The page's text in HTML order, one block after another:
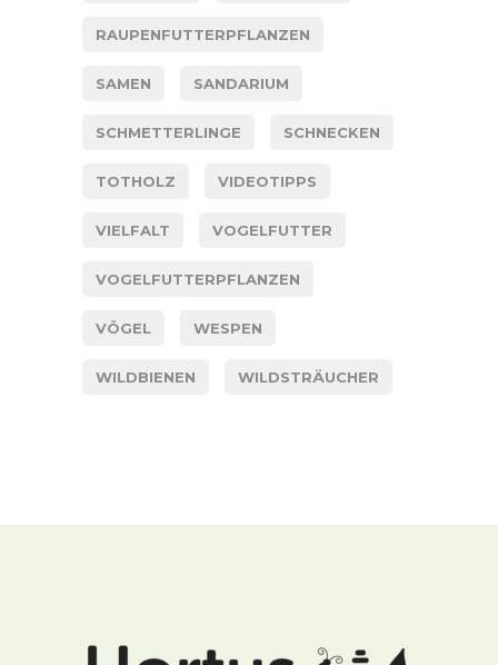
RAUPENFUTTERPFLANZEN
SAMEN SANDARIUM
SCHMETTERLINGE SCHNECKEN
TOTHOLZ VIDEOTIPPS
VIELFALT VOGELFUTTER
VOGELFUTTERPFLANZEN
VÖGEL WESPEN
WILDBIENEN WILDSTRÄUCHER